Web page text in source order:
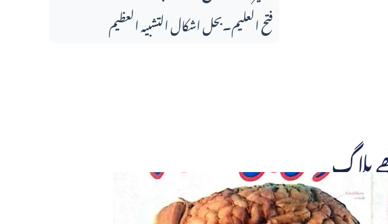
فتح العلیم۔بحل اشکال التشبیہ العظیم
بلاگ